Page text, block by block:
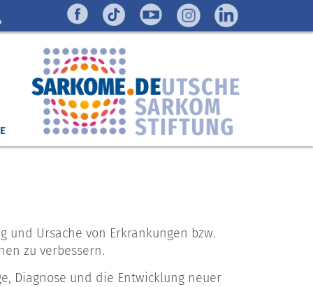
und Ursache von Erkrankungen bzw.
zu verbessern.
Diagnose und die Entwicklung neuer